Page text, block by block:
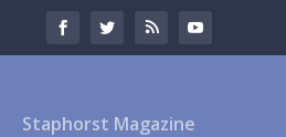
Staphorst Magazine